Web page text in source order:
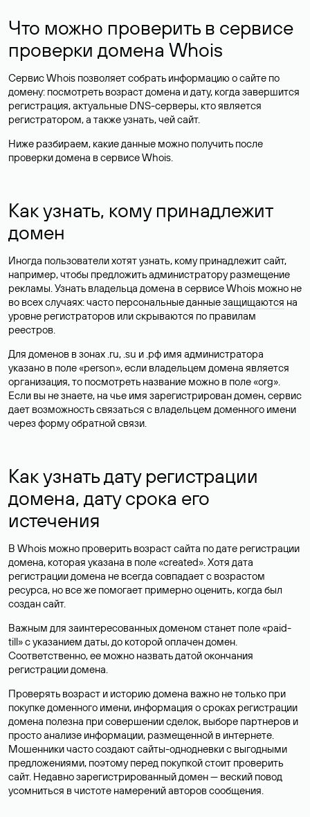
Что можно проверить в сервисе
проверки домена Whois
Сервис Whois позволяет собрать информацию о сайте по
домену: посмотреть возраст домена и дату, когда завершится
регистрация, актуальные DNS-серверы, кто является
регистратором, а также узнать, чей сайт.
Ниже разбираем, какие данные можно получить после
проверки домена в сервисе Whois.
Как узнать, кому принадлежит
домен
Иногда пользователи хотят узнать, кому принадлежит сайт,
например, чтобы предложить администратору размещение
рекламы. Узнать владельца домена в сервисе Whois можно не
во всех случаях: часто персональные данныезащищаются на
уровне регистраторов или скрываются по правилам
реестров.
Для доменов в зонах .ru, .su и .рф имя администратора
указано в поле «person», если владельцем домена является
организация, то посмотреть название можно в поле «org».
Если вы не знаете, на чье имя зарегистрирован домен, сервис
дает возможность связаться с владельцем доменного имени
через форму обратной связи.
Как узнать дату регистрации
домена, дату срока его
истечения
В Whois можно проверить возраст сайта по дате регистрации
домена, которая указана в поле «created». Хотя дата
регистрации домена не всегда совпадает с возрастом
ресурса, но все же помогает примерно оценить, когда был
создан сайт.
Важным для заинтересованных доменом станет поле «paid-
till» с указанием даты, до которой оплачен домен.
Соответственно, ее можно назвать датой окончания
регистрации домена.
Проверять возраст и историю домена важно не только при
покупке доменного имени, информация о сроках регистрации
домена полезна при совершении сделок, выборе партнеров и
просто анализе информации, размещенной в интернете.
Мошенники часто создают сайты-однодневки с выгодными
предложениями, поэтому перед покупкой стоит проверить
сайт. Недавно зарегистрированный домен — веский повод
усомниться в чистоте намерений авторов сообщения.